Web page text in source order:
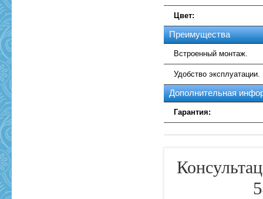
Цвет:
Преимущества
Встроенный монтаж.
Удобство эксплуатации.
Дополнительная
Гарантия: